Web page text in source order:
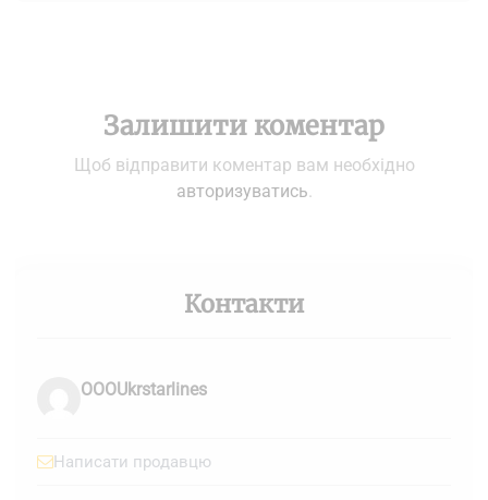
Залишити коментар
Щоб відправити коментар вам необхідно
авторизуватись
Контакти
OOOUkrstarlines
Написати продавцю